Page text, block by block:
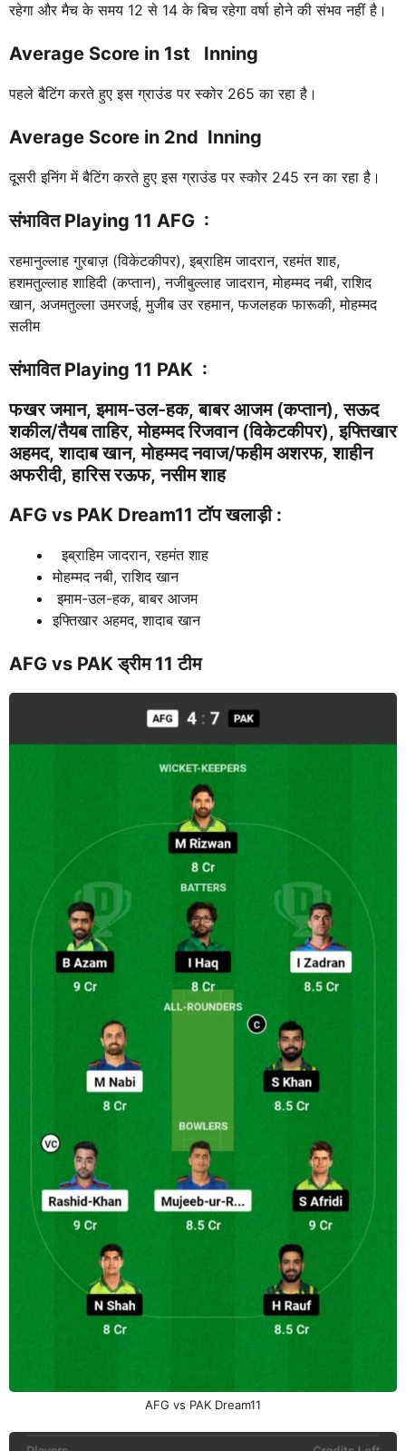
रहेगा और मैच के समय 12 से 14 के बिच रहेगा वर्षा होने की संभव नहीं है।
Average Score in 1st Inning
पहले बैटिंग करते हुए इस ग्राउंड पर स्कोर 265 का रहा है।
Average Score in 2nd Inning
दूसरी इनिंग में बैटिंग करते हुए इस ग्राउंड पर स्कोर 245 रन का रहा है।
संभावित Playing 11 AFG :
रहमानुल्लाह गुरबाज़ (विकेटकीपर), इब्राहिम जादरान, रहमंत शाह,
हशमतुल्लाह शाहिदी (कप्तान), नजीबुल्लाह जादरान, मोहम्मद नबी, राशिद
खान, अजमतुल्ला उमरजई, मुजीब उर रहमान, फजलहक फारूकी, मोहम्मद
सलीम
संभावित Playing 11 PAK :
फखर जमान, इमाम-उल-हक, बाबर आजम (कप्तान), सऊद
शकील/तैयब ताहिर, मोहम्मद रिजवान (विकेटकीपर), इफ्तिखार
अहमद, शादाब खान, मोहम्मद नवाज/फहीम अशरफ, शाहीन
अफरीदी, हारिस रऊफ, नसीम शाह
AFG vs PAK Dream11 टॉप खलाड़ी :
इब्राहिम जादरान, रहमंत शाह
मोहम्मद नबी, राशिद खान
इमाम-उल-हक, बाबर आजम
इफ्तिखार अहमद, शादाब खान
AFG vs PAK ड्रीम 11 टीम
AFG vs PAK Dream11